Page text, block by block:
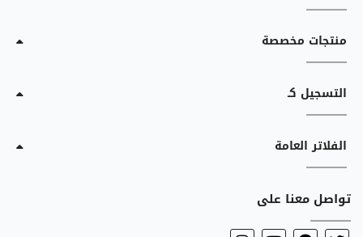
منتجات مخصصة
التسجيل كـ
الفلاتر العامة
تواصل معنا على